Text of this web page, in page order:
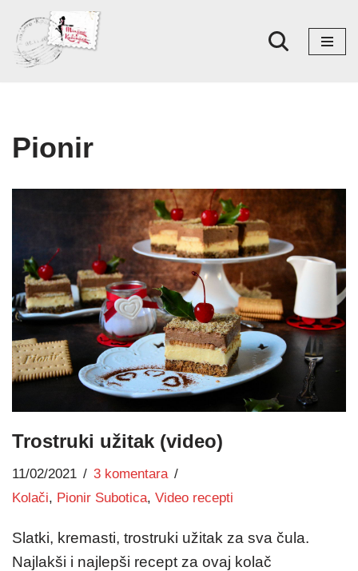
Skoči
na
Pionir
Trostruki užitak (video)
11/02/2021
3 komentara
Kolači, Pionir Subotica, Video recepti
Slatki, kremasti, trostruki užitak za sva čula.
Najlakši i najlepši recept za ovaj kolač